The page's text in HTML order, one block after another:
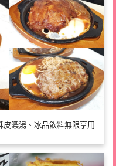
濃湯、冰品飲料無限享用